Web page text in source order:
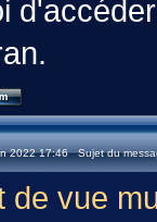
2022 17:46 Sujet du
de vue